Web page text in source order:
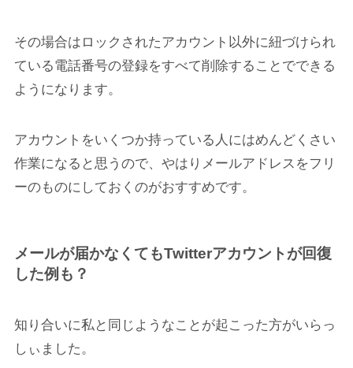
その場合はロックされたアカウント以外に紐づけられ
ている電話番号の登録をすべて削除することでできる
ようになります。
アカウントをいくつか持っている人にはめんどくさい
作業になると思うので、やはりメールアドレスをフリ
ーのものにしておくのがおすすめです。
メールが届かなくてもTwitterアカウントが回復
した例も？
知り合いに私と同じようなことが起こった方がいらっ
しぃました。